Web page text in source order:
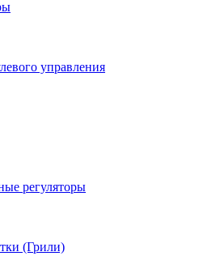
управления
регуляторы
(Грили)